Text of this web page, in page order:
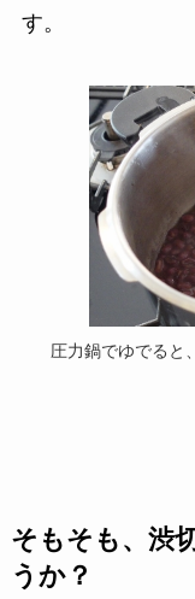
す。
圧力鍋でゆでると
そもそも、渋
うか？